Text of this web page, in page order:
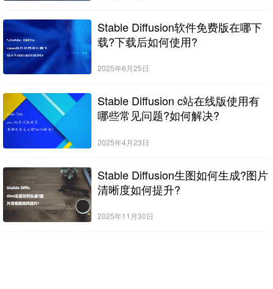
Stable Diffusion软件免费版在哪下
载?下载后如何使用?
2025年6月25日
Stable Diffusion c站在线版使用有
哪些常见问题?如何解决?
2025年4月23日
Stable Diffusion生图如何生成?图片
清晰度如何提升?
2025年11月30日